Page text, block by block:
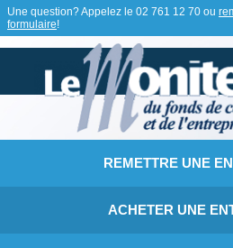
Une question? Appelez le 02 761 12 70 ou
formulaire!
REMETTRE UNE
ACHETER UNE